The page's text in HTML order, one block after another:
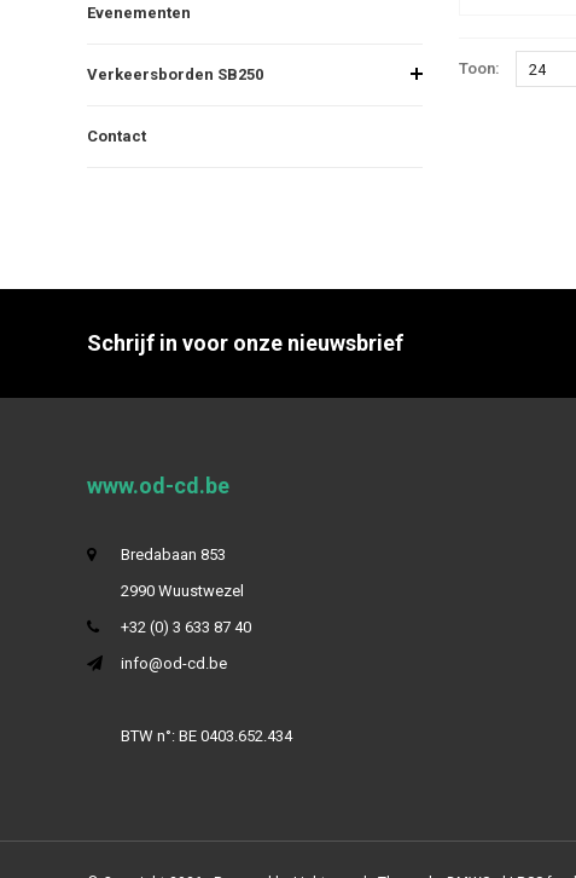
Evenementen
Verkeersborden SB250
Contact
Toon: 24
Schrijf in voor onze nieuwsbrief
www.od-cd.be
Bredabaan 853
2990 Wuustwezel
+32 (0) 3 633 87 40
info@od-cd.be
BTW n°: BE 0403.652.434